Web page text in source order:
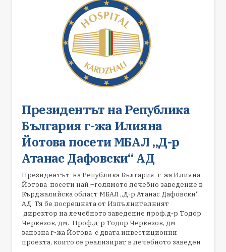
Президентът на Република
България г-жа Илияна
Йотова посети МБАЛ „Д-р
Атанас Дафовски“ АД
Президентът на Република България г-жа Илияна
Йотова посети най –голямото лечебно заведение в
Кърджалийска област МБАЛ „Д-р Атанас Дафовски“
АД. Тя бе посрещната от Изпълнителният
директор на лечебното заведение проф.д-р Тодор
Черкезов, дм. Проф.д-р Тодор Черкезов, дм
запозна г-жа Йотова с двата инвестиционни
проекта, които се реализират в лечебното заведен